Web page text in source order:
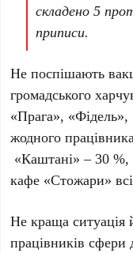
складено 5
приписи.
Не поспішають
громадського
«Прага»,
жодного
«Каштані» – 30
кафе «Стожари»
Не краща ситуація
працівників